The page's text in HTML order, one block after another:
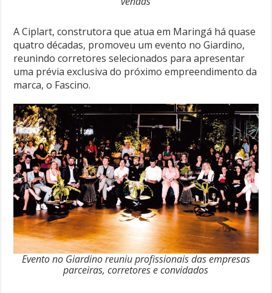
A Ciplart, construtora que atua em Maringá há quase
quatro décadas, promoveu um evento no Giardino,
reunindo corretores selecionados para apresentar
uma prévia exclusiva do próximo empreendimento da
marca, o Fascino.
Evento no Giardino reuniu profissionais das empresas
parceiras, corretores e convidados